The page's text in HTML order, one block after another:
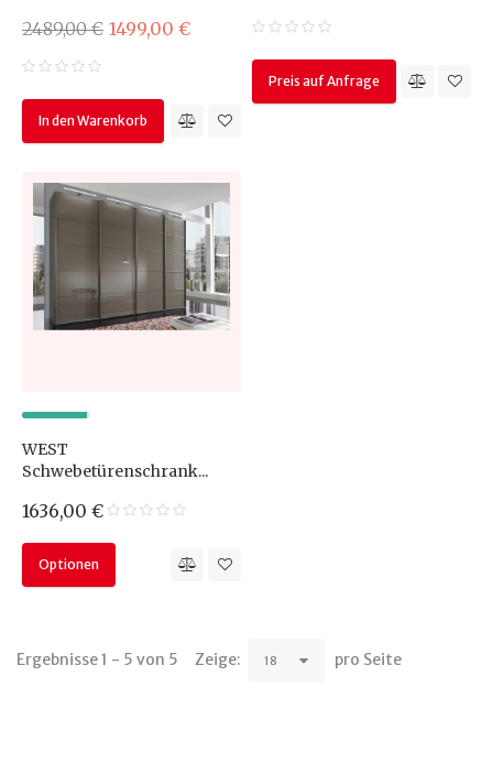
2489,00 € 1499,00 €
In den Warenkorb
Preis auf Anfrage
WEST
Schwebetürenschrank...
1636,00 €
Optionen
Ergebnisse 1 - 5 von 5 Zeige: 18 pro Seite